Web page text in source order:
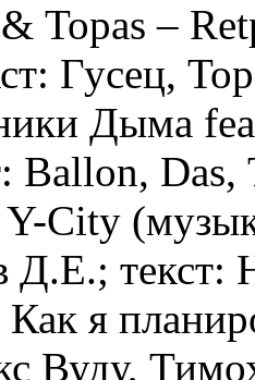
Topas –
Гусец,
Дыма
Ballon, Das,
City
текст:
я
Вуду,